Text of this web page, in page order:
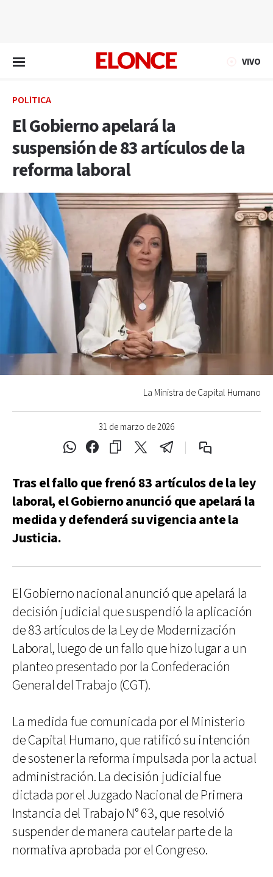
VIVO
POLÍTICA
El Gobierno apelará la
suspensión de 83 artículos de la
reforma laboral
31 de marzo de 2026
La Ministra de Capital Humano
Tras el fallo que frenó 83 artículos de la ley
laboral, el Gobierno anunció que apelará la
medida y defenderá su vigencia ante la
Justicia.
El Gobierno nacional anunció que apelará la
decisión judicial que suspendió la aplicación
de 83 artículos de la Ley de Modernización
Laboral, luego de un fallo que hizo lugar a un
planteo presentado por la Confederación
General del Trabajo (CGT).
La medida fue comunicada por el Ministerio
de Capital Humano, que ratificó su intención
de sostener la reforma impulsada por la actual
administración. La decisión judicial fue
dictada por el Juzgado Nacional de Primera
Instancia del Trabajo N° 63, que resolvió
suspender de manera cautelar parte de la
normativa aprobada por el Congreso.